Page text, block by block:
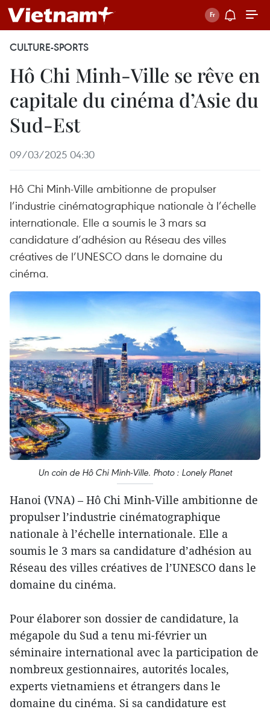
CULTURE-SPORTS
Hô Chi Minh-Ville se rêve en
capitale du cinéma d’Asie du
Sud-Est
09/03/2025 04:30
Hô Chi Minh-Ville ambitionne de propulser
l’industrie cinématographique nationale à l’échelle
internationale. Elle a soumis le 3 mars sa
candidature d’adhésion au Réseau des villes
créatives de l’UNESCO dans le domaine du
cinéma.
Un coin de Hô Chi Minh-Ville. Photo : Lonely Planet
Hanoi (VNA) – Hô Chi Minh-Ville ambitionne de
propulser l’industrie cinématographique
nationale à l’échelle internationale. Elle a
soumis le 3 mars sa candidature d’adhésion au
Réseau des villes créatives de l’UNESCO dans le
domaine du cinéma.
Pour élaborer son dossier de candidature, la
mégapole du Sud a tenu mi-février un
séminaire international avec la participation de
nombreux gestionnaires, autorités locales,
experts vietnamiens et étrangers dans le
domaine du cinéma. Si sa candidature est